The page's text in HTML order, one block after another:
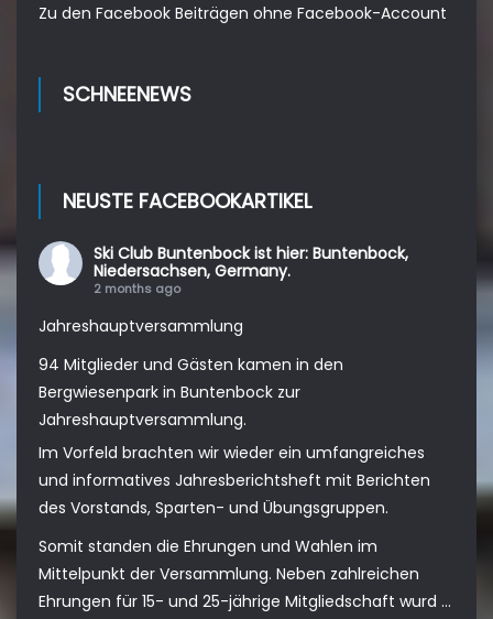
Zu den Facebook Beiträgen ohne Facebook-Account
SCHNEENEWS
NEUSTE FACEBOOKARTIKEL
Ski Club Buntenbock ist hier: Buntenbock,
Niedersachsen, Germany.
2 months ago
Jahreshauptversammlung
94 Mitglieder und Gästen kamen in den
Bergwiesenpark in Buntenbock zur
Jahreshauptversammlung.
Im Vorfeld brachten wir wieder ein umfangreiches
und informatives Jahresberichtsheft mit Berichten
des Vorstands, Sparten- und Übungsgruppen.
Somit standen die Ehrungen und Wahlen im
Mittelpunkt der Versammlung. Neben zahlreichen
Ehrungen für 15- und 25-jährige Mitgliedschaft wurd ...